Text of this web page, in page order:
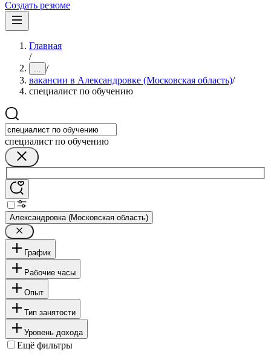
Создать резюме
Главная
/
... /
вакансии в Александровке (Московская область)/
специалист по обучению
специалист по обучению
Александровка (Московская область)
График
Рабочие часы
Опыт
Тип занятости
Уровень дохода
Ещё фильтры